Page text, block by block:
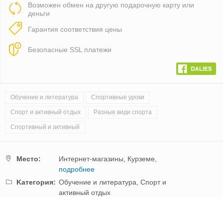
Возможен обмен на другую подарочную карту или
деньги
Гарантия соответствия цены
Безопасные SSL платежи
Обучение и литература Спортивные уроки
Спорт и активный отдых Разные види спорта
Спортивный и активный
Mестo: Интернет-магазины,
Курземе,
подробнее
Kатегория: Обучение и литература, Спорт и
активный отдых